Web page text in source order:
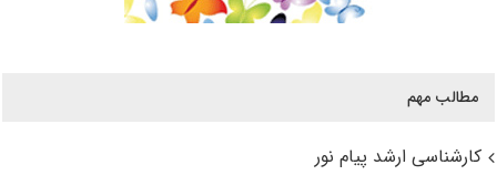
مطالب مهم
کارشناسی ارشد پیام نور